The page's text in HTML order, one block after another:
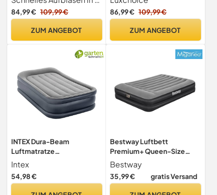
Selbstaufblasend in 3
Minute, Premium
Matratze für Camping &
84,99 € 109,99 €
ZUM ANGEBOT
Pumpe
86,99 € 109,99 €
ZUM ANGEBOT
INTEX Dura-Beam
Luftmatratze
selbstaufblasend Luftbett
99x191x42cm, Aufblasbare
Camping Matratze für 1
Intex
54,98 €
Bestway Luftbett
Premium+ Queen-Size
203x152x46 cm mit
eingebauter Pumpe
Bestway
35,99 € gratis Versand